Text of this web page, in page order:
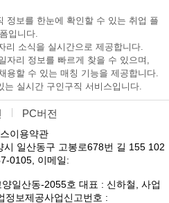
정보를 한눈에 확인할 수 있는 취업 플
입니다.
리 소식을 실시간으로 제공합니다.
자리 정보를 빠르게 찾을 수 있으며,
용할 수 있는 매칭 기능을 제공합니다.
는 실시간 구인구직 서비스입니다.
PC버전
이용약관
일산동구 고봉로678번 길 155 102
0105, 이메일:
일산동-2055호 대표 : 신하철, 사업
정보제공사업신고번호 :